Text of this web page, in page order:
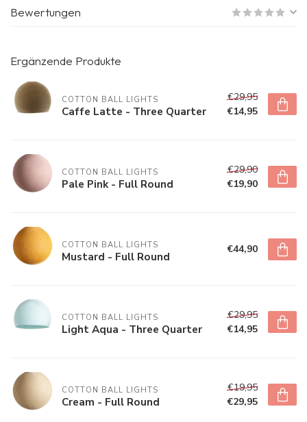
Bewertungen
Ergänzende Produkte
COTTON BALL LIGHTS
Caffe Latte - Three Quarter
€29,95
€14,95
COTTON BALL LIGHTS
Pale Pink - Full Round
€29,90
€19,90
COTTON BALL LIGHTS
Mustard - Full Round €44,90
COTTON BALL LIGHTS
Light Aqua - Three Quarter
€29,95
€14,95
COTTON BALL LIGHTS
Cream - Full Round
€19,95
€29,95